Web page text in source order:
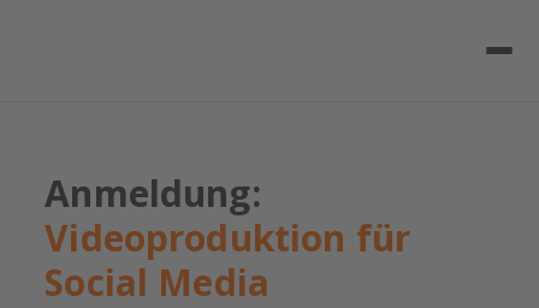
Anmeldung:
Videoproduktion für
Social Media